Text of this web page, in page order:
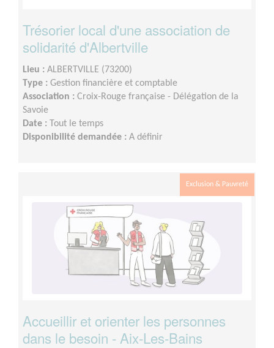
Trésorier local d'une association de
solidarité d'Albertville
Lieu : ALBERTVILLE (73200)
Type : Gestion financière et comptable
Association : Croix-Rouge française - Délégation de la
Savoie
Date :
Tout le temps
Disponibilité demandée : A définir
Exclusion & Pauvreté
Accueillir et orienter les personnes
dans le besoin - Aix-Les-Bains